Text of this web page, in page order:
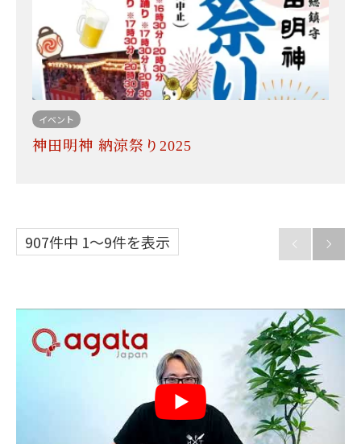
イベント
神田明神 納涼祭り2025
907件中 1〜9件を表示  